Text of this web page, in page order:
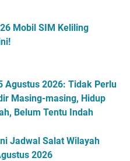
Mobil SIM Keliling
Agustus 2026: Tidak Perlu
Masing-masing, Hidup
Belum Tentu Indah
Jadwal Salat Wilayah
2026